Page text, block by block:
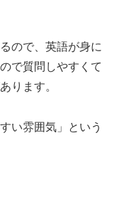
ので、英語が身に
で質問しやすくて
ります。
い雰囲気」という